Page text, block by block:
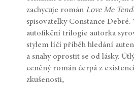
zachycuje románLove Me
spisovatelky Constance Debré.
autofikční trilogie autorka
stylem líčí příběh hledání
a snahy oprostit se od lásky.
ceněný román čerpá z
zkušenosti,